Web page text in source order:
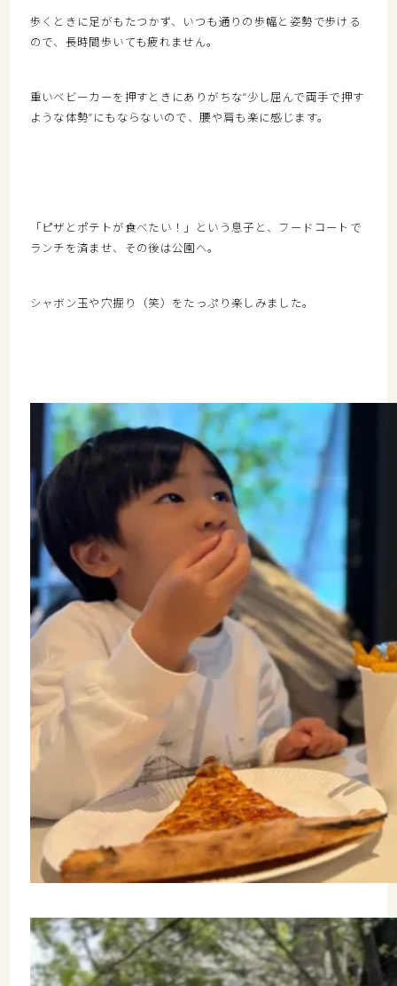
歩くときに足がもたつかず、いつも通りの歩幅と姿勢で歩ける
ので、長時間歩いても疲れません。
重いベビーカーを押すときにありがちな”少し屈んで両手で押す
ような体勢”にもならないので、腰や肩も楽に感じます。
「ピザとポテトが食べたい！」という息子と、フードコートで
ランチを済ませ、その後は公園へ。
シャボン玉や穴掘り（笑）をたっぷり楽しみました。